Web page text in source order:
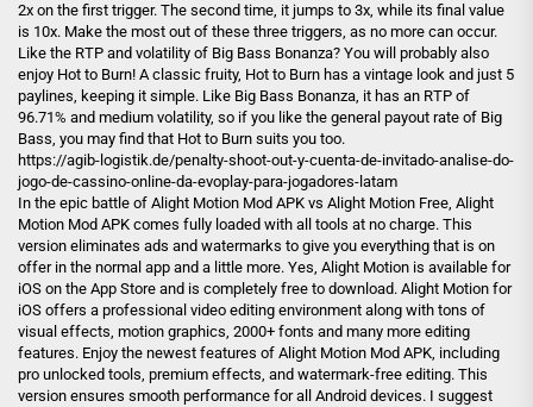
2x on the first trigger. The second time, it jumps to 3x, while its final value
is 10x. Make the most out of these three triggers, as no more can occur.
Like the RTP and volatility of Big Bass Bonanza? You will probably also
enjoy Hot to Burn! A classic fruity, Hot to Burn has a vintage look and just 5
paylines, keeping it simple. Like Big Bass Bonanza, it has an RTP of
96.71% and medium volatility, so if you like the general payout rate of Big
Bass, you may find that Hot to Burn suits you too.
https://agib-logistik.de/penalty-shoot-out-y-cuenta-de-invitado-analise-do-
jogo-de-cassino-online-da-evoplay-para-jogadores-latam
In the epic battle of Alight Motion Mod APK vs Alight Motion Free, Alight
Motion Mod APK comes fully loaded with all tools at no charge. This
version eliminates ads and watermarks to give you everything that is on
offer in the normal app and a little more. Yes, Alight Motion is available for
iOS on the App Store and is completely free to download. Alight Motion for
iOS offers a professional video editing environment along with tons of
visual effects, motion graphics, 2000+ fonts and many more editing
features. Enjoy the newest features of Alight Motion Mod APK, including
pro unlocked tools, premium effects, and watermark-free editing. This
version ensures smooth performance for all Android devices. I suggest